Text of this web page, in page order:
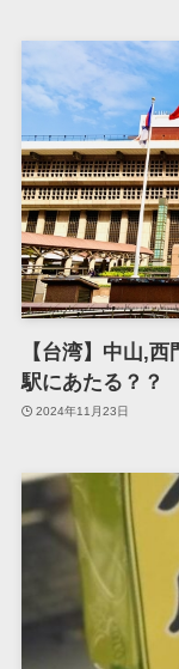
【台湾】中山,
駅にあたる？？
2024年11月23日